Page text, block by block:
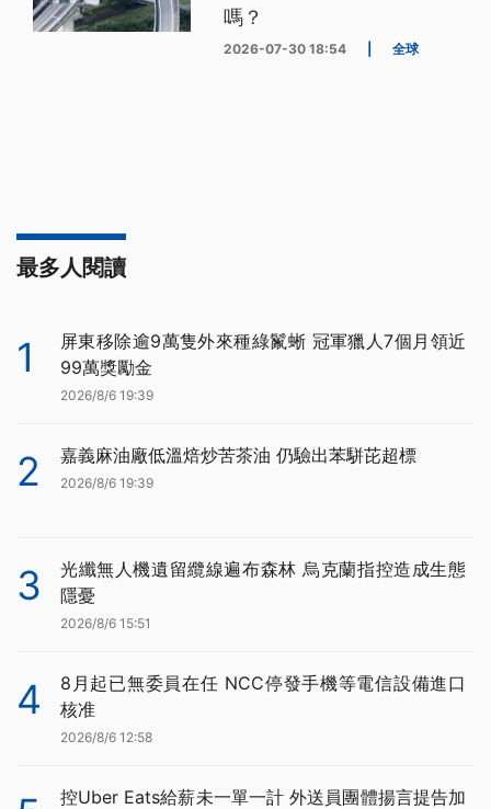
嗎？
2026-07-30 18:54 全球
最多人閱讀
1
屏東移除逾9萬隻外來種綠鬣蜥 冠軍獵人7個月領近
99萬獎勵金
2026/8/6 19:39
2 嘉義麻油廠低溫焙炒苦茶油 仍驗出苯駢芘超標
2026/8/6 19:39
3
光纖無人機遺留纜線遍布森林 烏克蘭指控造成生態
隱憂
2026/8/6 15:51
4
8月起已無委員在任 NCC停發手機等電信設備進口
核准
2026/8/6 12:58
控Uber Eats給薪未一單一計 外送員團體揚言提告加